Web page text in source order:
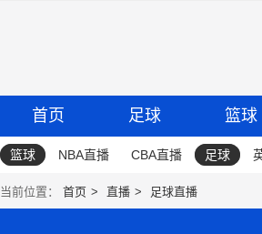
首页 足球 篮球
篮球 NBA直播 CBA直播 足球
当前位置： 首页 直播 足球直播